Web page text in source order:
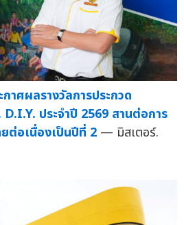
าศผลรางวัลการประกวด
ประจำปี 2569 สานต่อการ
ต่อเนื่องเป็นปีที่ 2 — มิสเตอร์.